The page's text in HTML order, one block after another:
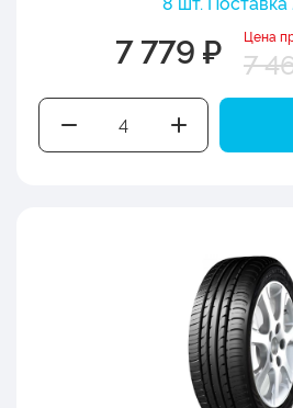
7 779 ₽ Цена
7